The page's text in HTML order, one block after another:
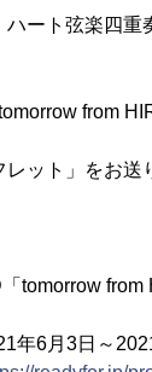
楽四重奏団
from
ット」をお送
tomorrow from
3日～2021